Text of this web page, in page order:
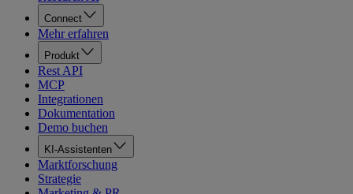
Connect
Mehr erfahren
Produkt
Rest API
MCP
Integrationen
Dokumentation
Demo buchen
KI-Assistenten
Marktforschung
Strategie